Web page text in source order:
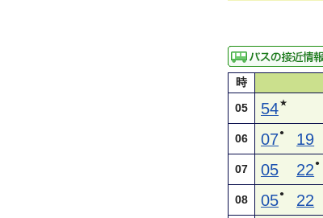
時
05
54★
06 07● 19
07 05 22 ●
08 05● 22